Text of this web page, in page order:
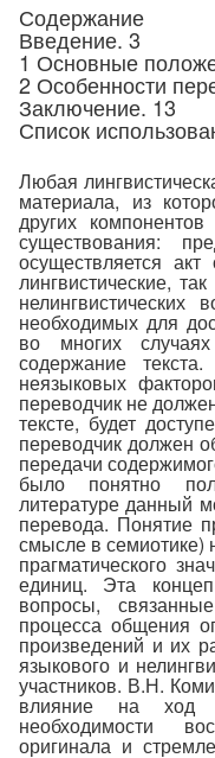
Содержание
Введение. 3
1 Основные
2 Особенности
Заключение. 13
Список
Любая
материала, из
других
существования:
осуществляется
лингвистические,
необходимых для
во многих
содержание
неязыковых
переводчик не
тексте, будет
переводчик должен
передачи
было понятно
литературе данный
перевода. Понятие
смысле в семиотике)
прагматического
единиц. Эта
вопросы,
процесса общения
произведений и их
языкового и
участников. В.Н.
влияние на ход и
необходимости
оригинала и